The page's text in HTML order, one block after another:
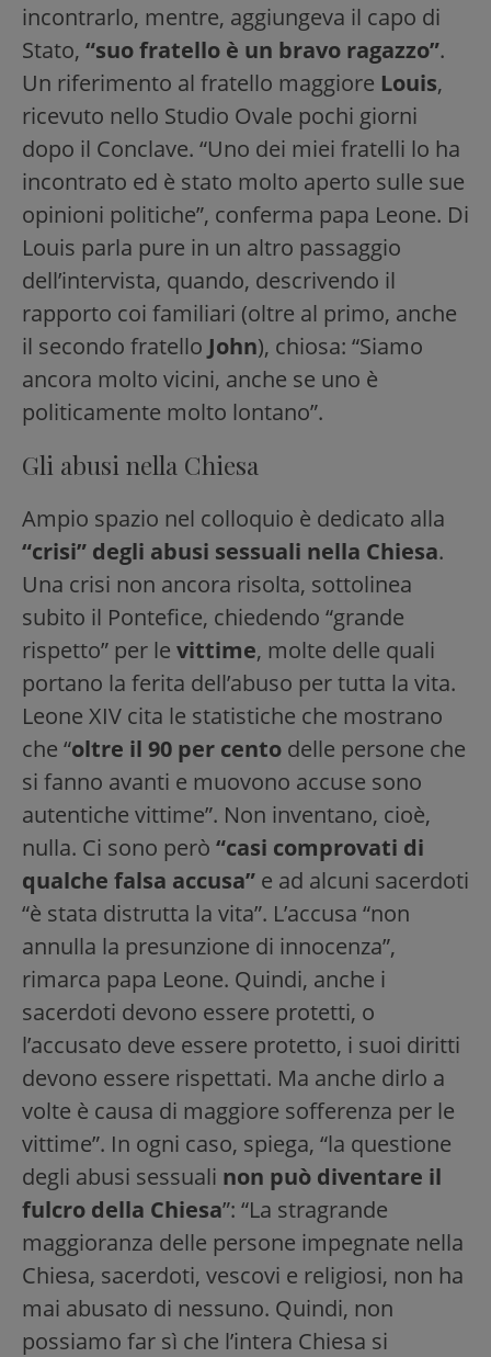
incontrarlo, mentre, aggiungeva il capo di
Stato, “suo fratello è un bravo ragazzo”.
Un riferimento al fratello maggiore Louis,
ricevuto nello Studio Ovale pochi giorni
dopo il Conclave. “Uno dei miei fratelli lo ha
incontrato ed è stato molto aperto sulle sue
opinioni politiche”, conferma papa Leone. Di
Louis parla pure in un altro passaggio
dell’intervista, quando, descrivendo il
rapporto coi familiari (oltre al primo, anche
il secondo fratello John), chiosa: “Siamo
ancora molto vicini, anche se uno è
politicamente molto lontano”.
Gli abusi nella Chiesa
Ampio spazio nel colloquio è dedicato alla
“crisi” degli abusi sessuali nella Chiesa.
Una crisi non ancora risolta, sottolinea
subito il Pontefice, chiedendo “grande
rispetto” per le vittime, molte delle quali
portano la ferita dell’abuso per tutta la vita.
Leone XIV cita le statistiche che mostrano
che “oltre il 90 per cento delle persone che
si fanno avanti e muovono accuse sono
autentiche vittime”. Non inventano, cioè,
nulla. Ci sono però “casi comprovati di
qualche falsa accusa” e ad alcuni sacerdoti
“è stata distrutta la vita”. L’accusa “non
annulla la presunzione di innocenza”,
rimarca papa Leone. Quindi, anche i
sacerdoti devono essere protetti, o
l’accusato deve essere protetto, i suoi diritti
devono essere rispettati. Ma anche dirlo a
volte è causa di maggiore sofferenza per le
vittime”. In ogni caso, spiega, “la questione
degli abusi sessuali non può diventare il
fulcro della Chiesa”: “La stragrande
maggioranza delle persone impegnate nella
Chiesa, sacerdoti, vescovi e religiosi, non ha
mai abusato di nessuno. Quindi, non
possiamo far sì che l’intera Chiesa si